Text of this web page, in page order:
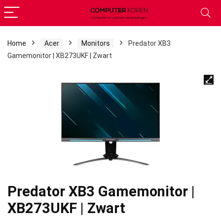
Home Acer Monitors
Predator XB3
Gamemonitor | XB273UKF | Zwart
Predator XB3 Gamemonitor |
XB273UKF | Zwart